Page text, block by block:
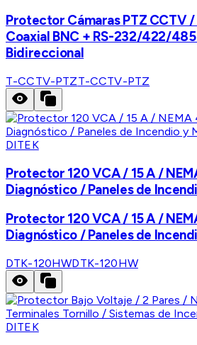
Protector Cámaras PTZ CCTV /
Coaxial BNC + RS-232/422/
Bidireccional
T-CCTV-PTZT-CCTV-PTZ
DITEK
Protector 120 VCA / 15 A /
Diagnóstico / Paneles de
Protector 120 VCA / 15 A /
Diagnóstico / Paneles de
DTK-120HWDTK-120HW
DITEK